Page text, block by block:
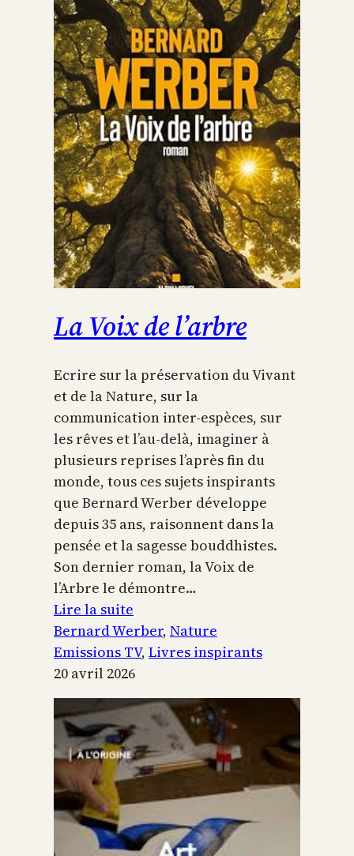
La Voix de l’arbre
Ecrire sur la préservation du Vivant
et de la Nature, sur la
communication inter-espèces, sur
les rêves et l’au-delà, imaginer à
plusieurs reprises l’après fin du
monde, tous ces sujets inspirants
que Bernard Werber développe
depuis 35 ans, raisonnent dans la
pensée et la sagesse bouddhistes.
Son dernier roman, la Voix de
l’Arbre le démontre…
Lire la suite
La
Voix
de
l’arbre
Bernard Werber, Nature
Emissions TV, Livres inspirants
20 avril 2026